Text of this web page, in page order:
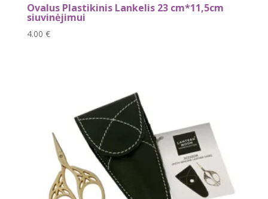
Ovalus Plastikinis Lankelis 23 cm*11,5cm
siuvinėjimui
4.00 €